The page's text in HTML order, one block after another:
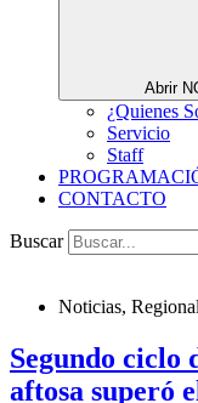
Abrir
¿Quienes
Servicio
Staff
CONTACTO
Buscar
Noticias, Regional
Segundo ciclo
aftosa superó